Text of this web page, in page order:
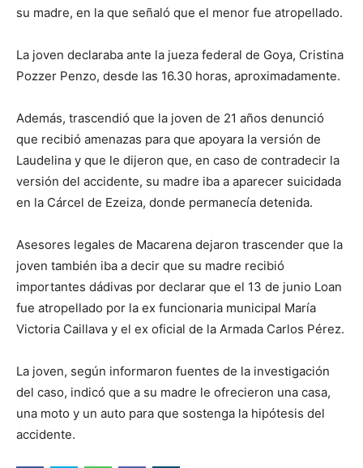
su madre, en la que señaló que el menor fue atropellado.
La joven declaraba ante la jueza federal de Goya, Cristina
Pozzer Penzo, desde las 16.30 horas, aproximadamente.
Además, trascendió que la joven de 21 años denunció
que recibió amenazas para que apoyara la versión de
Laudelina y que le dijeron que, en caso de contradecir la
versión del accidente, su madre iba a aparecer suicidada
en la Cárcel de Ezeiza, donde permanecía detenida.
Asesores legales de Macarena dejaron trascender que la
joven también iba a decir que su madre recibió
importantes dádivas por declarar que el 13 de junio Loan
fue atropellado por la ex funcionaria municipal María
Victoria Caillava y el ex oficial de la Armada Carlos Pérez.
La joven, según informaron fuentes de la investigación
del caso, indicó que a su madre le ofrecieron una casa,
una moto y un auto para que sostenga la hipótesis del
accidente.